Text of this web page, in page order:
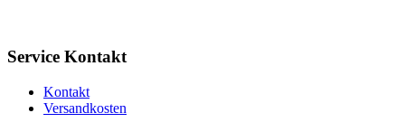
Service Kontakt
Kontakt
Versandkosten